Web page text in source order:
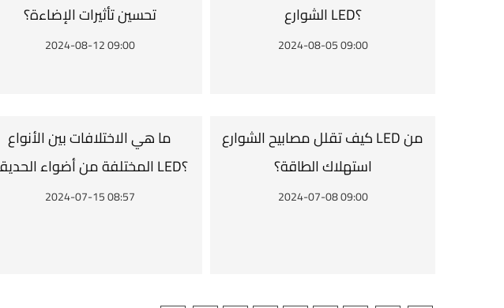
تحسين تأثيرات الإضاءة؟
2024-08-12 09:00
الشوارع LED؟
2024-08-05 09:00
ما هي الاختلافات بين الأنواع
المختلفة من أضواء الحديقة LED؟
2024-07-15 08:57
كيف تقلل مصابيح الشوارع LED من
استهلاك الطاقة؟
2024-07-08 09:00